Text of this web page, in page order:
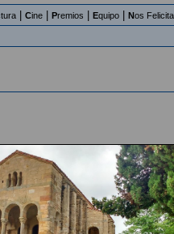
Cine Premios Equipo Nos